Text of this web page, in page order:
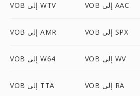
VOB إلى WTV VOB إلى AAC
VOB إلى AMR VOB إلى SPX
VOB إلى W64 VOB إلى WV
VOB إلى TTA VOB إلى RA